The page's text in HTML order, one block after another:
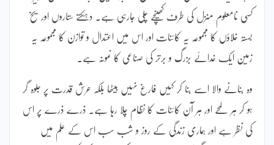
کسی نامعلوم منزل کی طرف کھینچے چلی جارہی ہے۔ دہکتے ستاروں اور یخ
بستہ خلاؤں کا مجموعہ یہ کائنات اور اس میں اعتدال و توازن کا مجموعہ یہ
زمین ایک خدائے بزرگ و برتر کی صناعی کا نمونہ ہے۔
وہ بنانے والا اسے بنا کر کہیں فارغ نہیں بیٹھا بلکہ عرش قدرت پر جلوہ گر
ہو کر ہر لمحے اور ہر آن کائنات کا نظام چلا رہا ہے۔ ذرے ذرے پر اس
کی نظر ہے اور ہماری زندگی کے روز و شب سب اس کے علم میں